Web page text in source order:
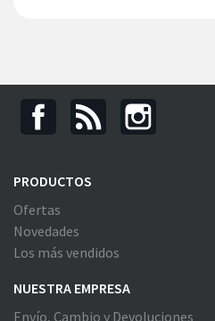
PRODUCTOS
Ofertas
Novedades
Los más vendidos
NUESTRA EMPRESA
Envío, Cambio y Devoluciones